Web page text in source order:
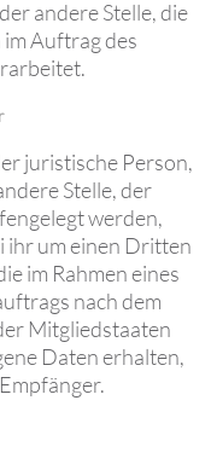
andere Stelle, die
Auftrag des
juristische Person,
Stelle, der
werden,
ihr um einen Dritten
im Rahmen eines
nach dem
Mitgliedstaaten
Daten erhalten,